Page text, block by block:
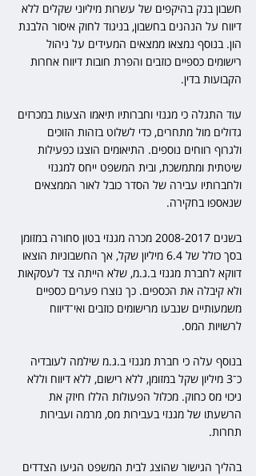
חשבון בנק בהיקפים של עשרות מיליוני שקלים ללא
דיווח על הנהנים בחשבון, בניגוד לחוק איסור הלבנת
הון. בנוסף נמצאו ממצאים המעידים על ניהול
רישומים כספיים כוזבים והפרת חובות דיווח אחרות
הקבועות בדין.
עוד התגלה כי מגנזי וחברותיו תיאמו הצעות במכרזים
גדולים מול מתחרים, כדי לשלוט בזהות הזוכים
ולגרוף רווחים נוספים. התיאומים הוצגו כפעילות
שיטתית ומתמשכת, ובית המשפט ייחס למגנזי
ולחברותיו עבירה של הסדר כובל לאור הממצאים
שנאספו בחקירה.
בשנים 2008-2017 מכרה מגנזי בטון סחורה במזומן
בסך כולל של 6.4 מיליון שקל, אך החשבוניות הוצאו
דווקא לחברת מגנזי ב.ג.מ, שלא הייתה צד לעסקאות
ולא קיבלה את הכספים. כך נוצרו פערים כספיים
משמעותיים שנבעו מרישומים כוזבים ואי־דיווח
לרשויות המס.
בנוסף עלה כי חברת מגנזי ב.ג.מ שילמה לעובדיה
כ־3 מיליון שקל במזומן, ללא רישום, ללא דיווח וללא
ניכוי מס כחוק. מכלול הפעולות הללו חיזק את
הרשעתו של מגנזי בעבירות מס, מרמה ועבירות
תחרות.
בהליך הגישור שהוצג לבית המשפט הגיעו הצדדים